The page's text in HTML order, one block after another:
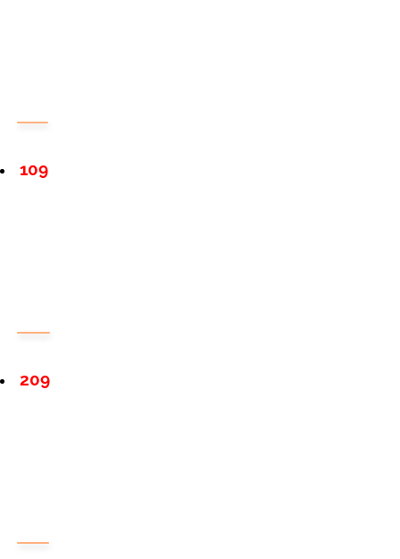
109
209